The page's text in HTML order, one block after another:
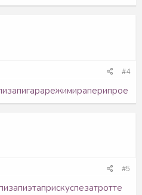
#4
запигарарежимираперипрое
#5
запиэтаприскуспезатротте